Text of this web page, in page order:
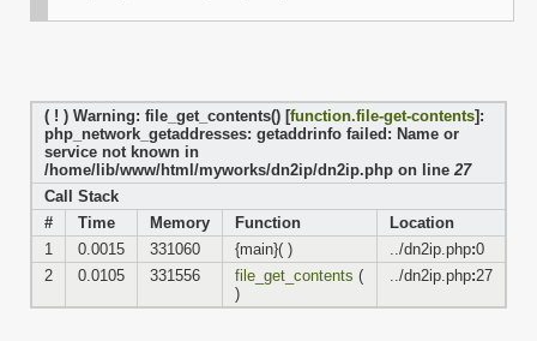
( ! ) Warning: file_get_contents() [function.file-get-contents]:
php_network_getaddresses: getaddrinfo failed: Name or
service not known in
/home/lib/www/html/myworks/dn2ip/dn2ip.php on line 27
Call Stack
#
Time Memory Function
Location
1
0.0015 331060 {main}( ) ../dn2ip.php:0
2
0.0105 331556 file_get_contents (
)
../dn2ip.php:27